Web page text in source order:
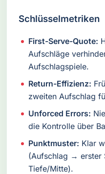
Schlüsselmetriken
First-Serve-Quote:
Aufschläge
Aufschlagspiele.
Return-Effizienz:
zweiten Aufschlag
Unforced Errors:
die Kontrolle über
Punktmuster: Klar
(Aufschlag → erster
Tiefe/Mitte).